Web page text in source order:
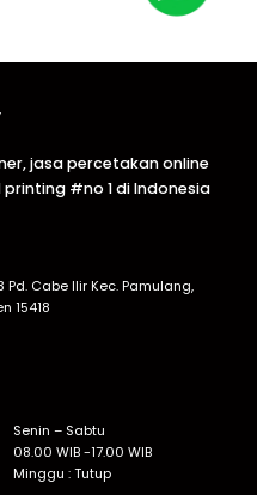
jasa percetakan online
#no 1 di Indonesia
Pd. Cabe Ilir Kec. Pamulang,
15418
Senin – Sabtu
08.00 WIB -17.00 WIB
Minggu : Tutup